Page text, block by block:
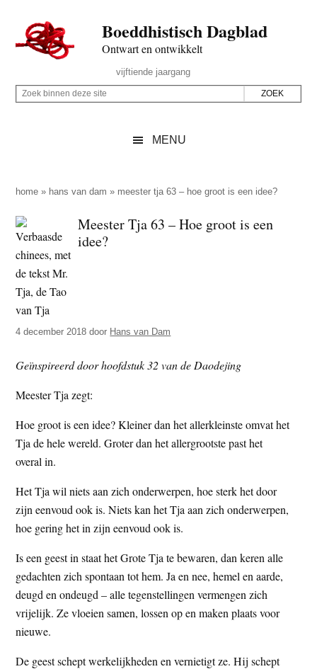
naar
de
inhoud
secondary
naar
de
sidebar
naar
de
Boeddhistisch Dagblad
Ontwart en ontwikkelt
Rechts
vijftiende jaargang
Z
p
d
e
z
e
s
i
t
Z
i
n
e
n
d
e
z
e
i
t
MENU
home » hans van dam » meester tja 63 – hoe groot is een idee?
Meester Tja 63 – Hoe groot is een
idee?
4 december 2018 door Hans van Dam
Geïnspireerd door hoofdstuk 32 van de Daodejing
Meester Tja zegt:
Hoe groot is een idee? Kleiner dan het allerkleinste omvat het
Tja de hele wereld. Groter dan het allergrootste past het
overal in.
Het Tja wil niets aan zich onderwerpen, hoe sterk het door
zijn eenvoud ook is. Niets kan het Tja aan zich onderwerpen,
hoe gering het in zijn eenvoud ook is.
Is een geest in staat het Grote Tja te bewaren, dan keren alle
gedachten zich spontaan tot hem. Ja en nee, hemel en aarde,
deugd en ondeugd – alle tegenstellingen vermengen zich
vrijelijk. Ze vloeien samen, lossen op en maken plaats voor
nieuwe.
De geest schept werkelijkheden en vernietigt ze. Hij schept